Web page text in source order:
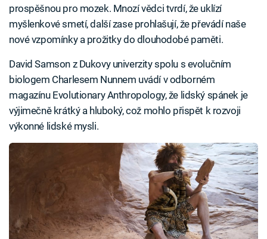
prospěšnou pro mozek. Mnozí vědci tvrdí, že uklízí
myšlenkové smetí, další zase prohlašují, že převádí naše
nové vzpomínky a prožitky do dlouhodobé paměti.
David Samson z Dukovy univerzity spolu s evolučním
biologem Charlesem Nunnem uvádí v odborném
magazínu Evolutionary Anthropology, že lidský spánek je
výjimečně krátký a hluboký, což mohlo přispět k rozvoji
výkonné lidské mysli.